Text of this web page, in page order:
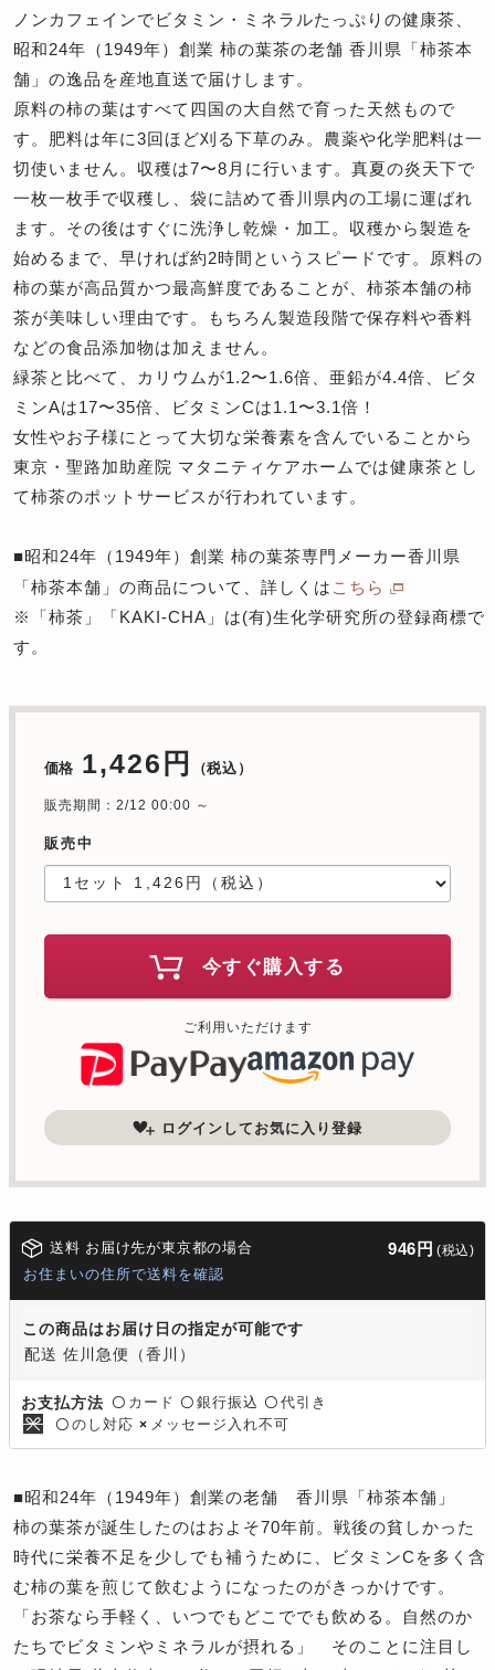
ノンカフェインでビタミン・ミネラルたっぷりの健康茶、
昭和24年（1949年）創業 柿の葉茶の老舗 香川県「柿茶本
舗」の逸品を産地直送で届けします。
原料の柿の葉はすべて四国の大自然で育った天然もので
す。肥料は年に3回ほど刈る下草のみ。農薬や化学肥料は一
切使いません。収穫は7〜8月に行います。真夏の炎天下で
一枚一枚手で収穫し、袋に詰めて香川県内の工場に運ばれ
ます。その後はすぐに洗浄し乾燥・加工。収穫から製造を
始めるまで、早ければ約2時間というスピードです。原料の
柿の葉が高品質かつ最高鮮度であることが、柿茶本舗の柿
茶が美味しい理由です。もちろん製造段階で保存料や香料
などの食品添加物は加えません。
緑茶と比べて、カリウムが1.2〜1.6倍、亜鉛が4.4倍、ビタ
ミンAは17〜35倍、ビタミンCは1.1〜3.1倍！
女性やお子様にとって大切な栄養素を含んでいることから
東京・聖路加助産院 マタニティケアホームでは健康茶とし
て柿茶のポットサービスが行われています。
■昭和24年（1949年）創業 柿の葉茶専門メーカー香川県
「柿茶本舗」の商品について、詳しくは こちら
※「柿茶」「KAKI-CHA」は(有)生化学研究所の登録商標で
す。
価格 1,426円 （税込）
販売期間：2/12 00:00 ～
販売中
今すぐ購入する
ご利用いただけます
ログインしてお気に入り登録
送料 お届け先が東京都の場合 946円 (税込)
お住まいの住所で送料を確認
この商品はお届け日の指定が可能です
配送 佐川急便（香川）
お支払方法 〇 カード 〇 銀行振込 〇 代引き
〇 のし対応 × メッセージ入れ不可
■昭和24年（1949年）創業の老舗 香川県「柿茶本舗」
柿の葉茶が誕生したのはおよそ70年前。戦後の貧しかった
時代に栄養不足を少しでも補うために、ビタミンCを多く含
む柿の葉を煎じて飲むようになったのがきっかけです。
「お茶なら手軽く、いつでもどこででも飲める。自然のか
たちでビタミンやミネラルが摂れる」 そのことに注目し